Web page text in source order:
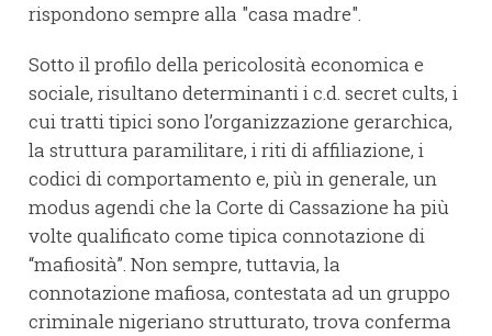
rispondono sempre alla "casa madre".
Sotto il profilo della pericolosità economica e
sociale, risultano determinanti i c.d. secret cults, i
cui tratti tipici sono l’organizzazione gerarchica,
la struttura paramilitare, i riti di affiliazione, i
codici di comportamento e, più in generale, un
modus agendi che la Corte di Cassazione ha più
volte qualificato come tipica connotazione di
“mafiosità”. Non sempre, tuttavia, la
connotazione mafiosa, contestata ad un gruppo
criminale nigeriano strutturato, trova conferma